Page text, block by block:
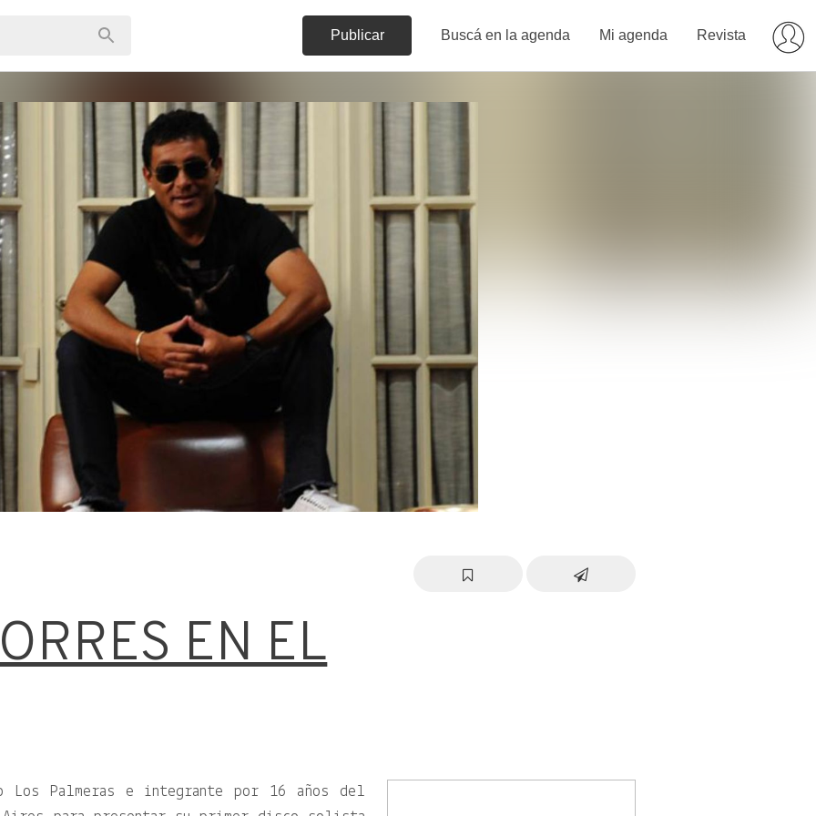
Publicar Buscá en la agenda Mi agenda Revista
EN EL
Los Palmeras e integrante por 16 años del